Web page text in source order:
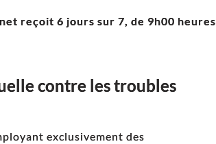
reçoit 6 jours sur 7, de 9h00 heures
contre les troubles
exclusivement des